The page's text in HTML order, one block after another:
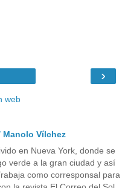
›
web
Manolo Vílchez
en Nueva York, donde se
verde a la gran ciudad y así
como corresponsal para